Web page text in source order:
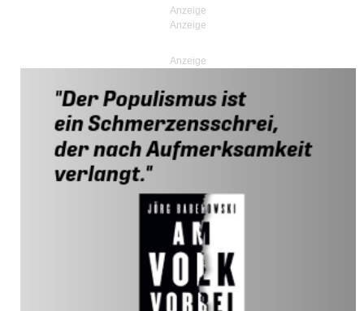
Anzeige